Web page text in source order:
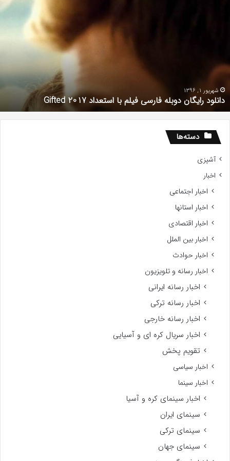
شیرین
من
آذر 30, 1398
همه چیز در مورد سریال دروغ شیرین من
دسته‌ها
آشپزی
اخبار
اخبار اجتماعی
اخبار استانها
اخبار اقتصادی
اخبار بین الملل
اخبار حوادث
اخبار رسانه و تلویزیون
اخبار رسانه ایرانی
اخبار رسانه ترکی
اخبار رسانه خارجی
اخبار سریال کره ای و آسیایی
تقویم پخش
اخبار سیاسی
اخبار سینما
اخبار سینمای کره و آسیا
سینمای ایران
سینمای ترکی
سینمای جهان